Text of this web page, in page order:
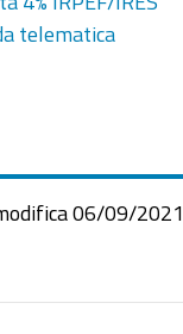
telematica
06/09/2021